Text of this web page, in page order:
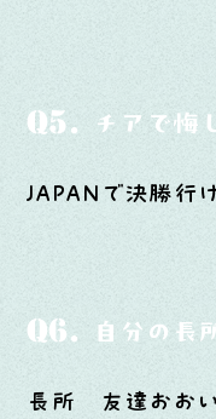
Q5. チアで悔
JAPANで決勝行
Q6. 自分の長
長所 友達おおい